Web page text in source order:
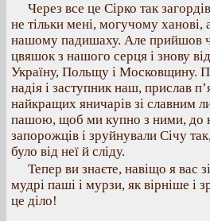
Через все це Сірко так
не тільки мені, могучому ханові,
нашому падишаху. Але прийшов
цвяшок з нашого серця і знову
Україну, Польщу і Московщину.
надія і заступник наш, прислав
найкращих яничарів зі славним
пашою, щоб ми купно з ними, до
запорожців і зруйнували Січу
було від неї й сліду.
Тепер ви знаєте, навіщо я вас
мудрі паші і мурзи, як вірніше і
це діло!